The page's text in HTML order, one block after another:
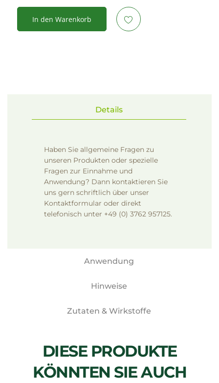
In den Warenkorb
Details
Haben Sie allgemeine Fragen zu
unseren Produkten oder spezielle
Fragen zur Einnahme und
Anwendung? Dann kontaktieren Sie
uns gern schriftlich über unser
Kontaktformular oder direkt
telefonisch unter +49 (0) 3762 957125.
Anwendung
Hinweise
Zutaten & Wirkstoffe
DIESE PRODUKTE
KÖNNTEN SIE AUCH